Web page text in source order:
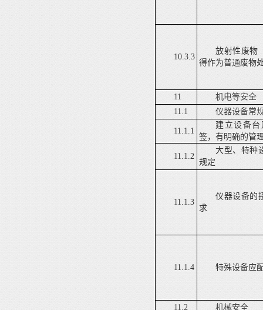
10.3.3
放射性废物
得作为普通废物
11
机电等安全
11.1
仪器设备常
11.1.1
建立设备
签，有明确的管
11.1.2
大型、特种
规定
11.1.3
仪器设备的
求
11.1.4 特殊设备应
11.2 机械安全